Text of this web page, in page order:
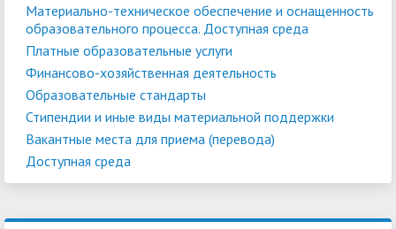
Материально-техническое обеспечение и оснащенность
образовательного процесса. Доступная среда
Платные образовательные услуги
Финансово-хозяйственная деятельность
Образовательные стандарты
Стипендии и иные виды материальной поддержки
Вакантные места для приема (перевода)
Доступная среда